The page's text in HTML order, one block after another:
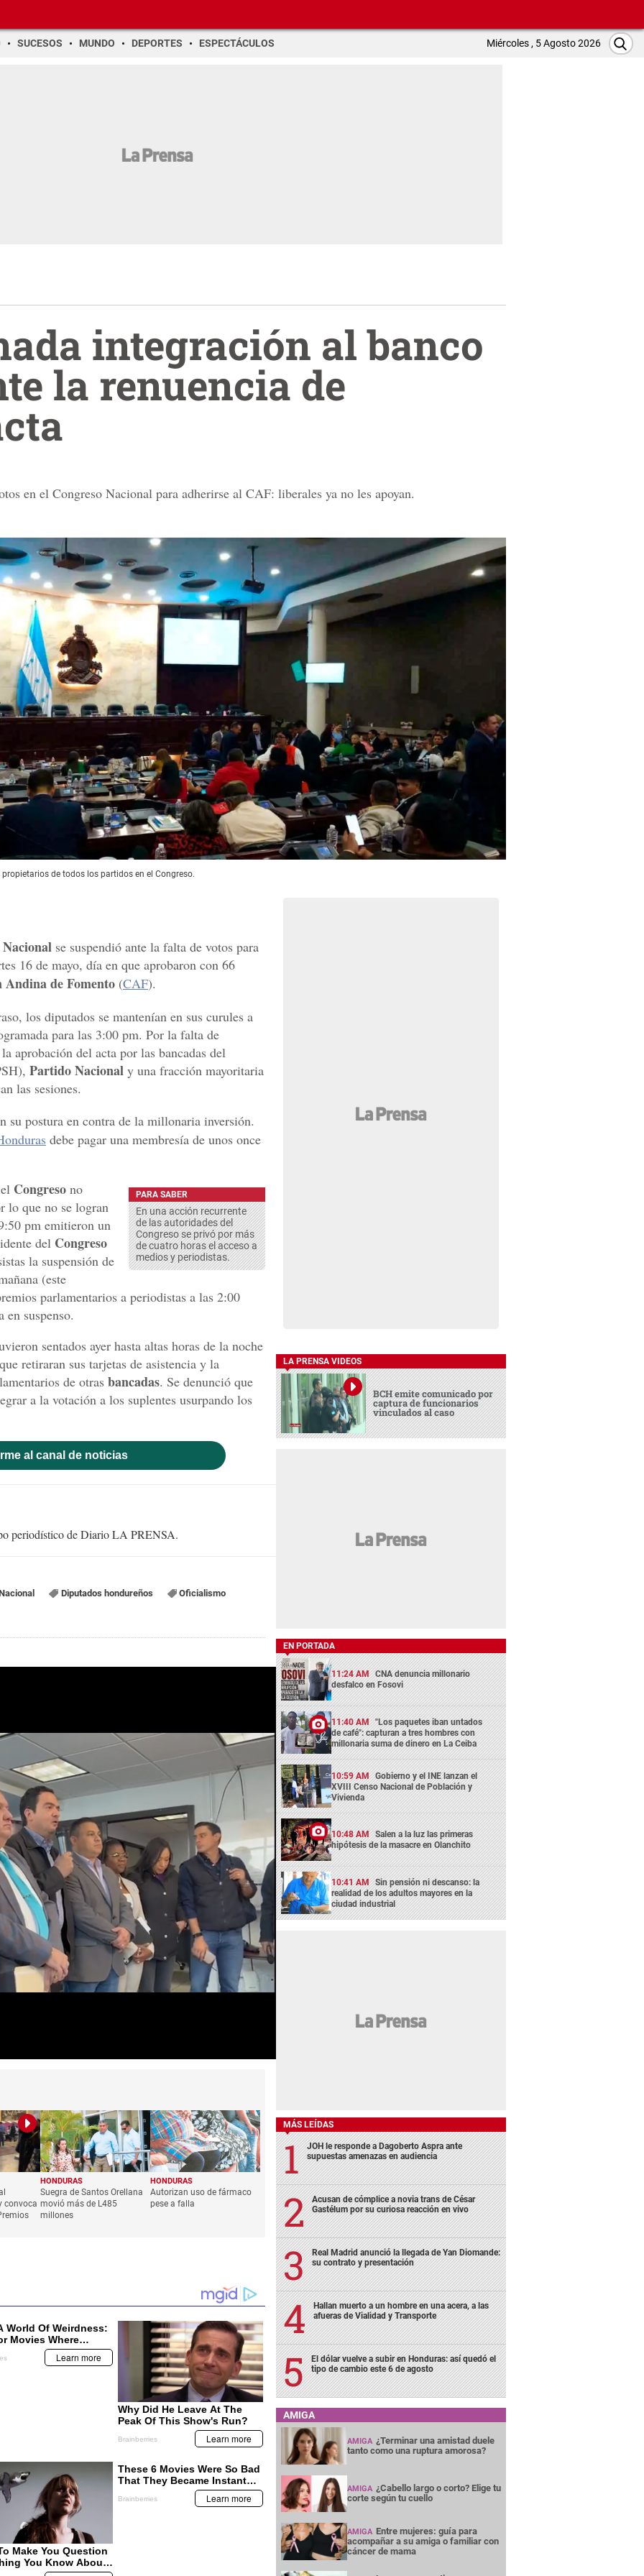
SUCESOS MUNDO DEPORTES ESPECTÁCULOS Miércoles , 5 Agosto 2026
integración al banco
la renuencia de
en el Congreso Nacional para adherirse al CAF: liberales ya no les apoyan.
de todos los partidos en el Congreso.
se suspendió ante la falta de votos para
16 de mayo, día en que aprobaron con 66
de Fomento (CAF).
los diputados se mantenían en sus curules a
para las 3:00 pm. Por la falta de
aprobación del acta por las bancadas del
Partido Nacional y una fracción mayoritaria
las sesiones.
su postura en contra de la millonaria inversión.
debe pagar una membresía de unos once
PARA SABER
En una acción recurrente
de las autoridades del
Congreso se privó por más
de cuatro horas el acceso a
medios y periodistas.
Congreso no
lo que no se logran
pm emitieron un
del Congreso
la suspensión de
(este
parlamentarios a periodistas a las 2:00
en suspenso.
sentados ayer hasta altas horas de la noche
retiraran sus tarjetas de asistencia y la
de otras bancadas. Se denunció que
a la votación a los suplentes usurpando los
al canal de noticias
periodístico de Diario LA PRENSA.
Diputados hondureños
Oficialismo
convoca
HONDURAS
Suegra de Santos Orellana
movió más de L485
millones
HONDURAS
Autorizan uso de fármaco
pese a falla
LA PRENSA VIDEOS
BCH emite comunicado por
captura de funcionarios
vinculados al caso
EN PORTADA
11:24 AM CNA denuncia millonario
desfalco en Fosovi
11:40 AM "Los paquetes iban untados
de café": capturan a tres hombres con
millonaria suma de dinero en La Ceiba
10:59 AM Gobierno y el INE lanzan el
XVIII Censo Nacional de Población y
Vivienda
10:48 AM Salen a la luz las primeras
hipótesis de la masacre en Olanchito
10:41 AM Sin pensión ni descanso: la
realidad de los adultos mayores en la
ciudad industrial
MÁS LEÍDAS
JOH le responde a Dagoberto Aspra ante
supuestas amenazas en audiencia
Acusan de cómplice a novia trans de César
Gastélum por su curiosa reacción en vivo
Real Madrid anunció la llegada de Yan Diomande:
su contrato y presentación
Hallan muerto a un hombre en una acera, a las
afueras de Vialidad y Transporte
El dólar vuelve a subir en Honduras: así quedó el
tipo de cambio este 6 de agosto
AMIGA
AMIGA ¿Terminar una amistad duele
tanto como una ruptura amorosa?
AMIGA ¿Cabello largo o corto? Elige tu
corte según tu cuello
AMIGA Entre mujeres: guía para
acompañar a su amiga o familiar con
cáncer de mama